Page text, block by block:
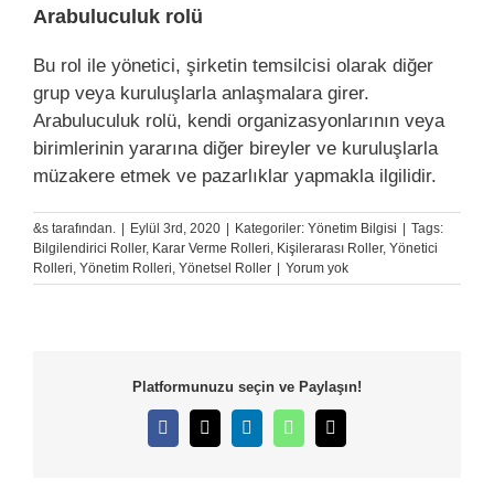
Arabuluculuk rolü
Bu rol ile yönetici, şirketin temsilcisi olarak diğer
grup veya kuruluşlarla anlaşmalara girer.
Arabuluculuk rolü, kendi organizasyonlarının veya
birimlerinin yararına diğer bireyler ve kuruluşlarla
müzakere etmek ve pazarlıklar yapmakla ilgilidir.
&s tarafından. Eylül 3rd, 2020 Kategoriler: Yönetim Bilgisi
Tags:
Bilgilendirici Roller, Karar Verme Rolleri, Kişilerarası Roller, Yönetici
Rolleri, Yönetim Rolleri, Yönetsel Roller Yorum yok
Platformunuzu seçin ve Paylaşın!
Facebook
X LinkedInWhatsApp
E-
posta